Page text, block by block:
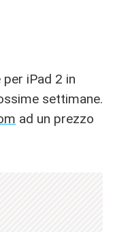
iPad 2 in
settimane.
ad un prezzo